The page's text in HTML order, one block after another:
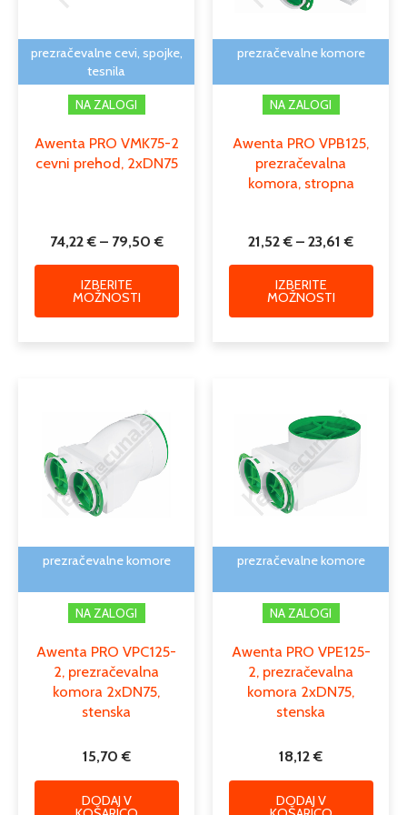
prezračevalne cevi, spojke,
tesnila
NA ZALOGI
Awenta PRO VMK75-2
cevni prehod, 2xDN75
74,22€ – 79,50€
IZBERITE
MOŽNOSTI
na
izdelka
prezračevalne komore
NA ZALOGI
Awenta PRO VPB125,
prezračevalna
komora, stropna
21,52€ – 23,61€
IZBERITE
MOŽNOSTI
prezračevalne komore
NA ZALOGI
Awenta PRO VPC125-
2, prezračevalna
komora 2xDN75,
stenska
15,70€
DODAJ V
prezračevalne komore
NA ZALOGI
Awenta PRO VPE125-
2, prezračevalna
komora 2xDN75,
stenska
18,12€
DODAJ V